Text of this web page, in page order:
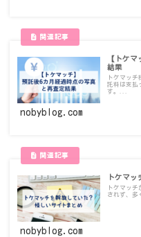
【トケ
結果
トケマッ
託料は支払
す。...
nobyblog.com
トケマ
トケマッチ
されず、多
nobyblog.com